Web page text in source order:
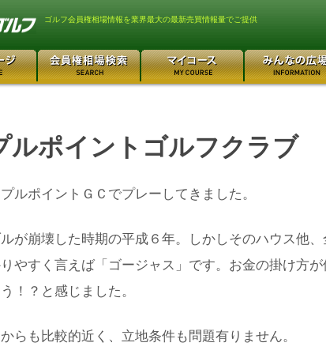
ゴルフ会員権相場情報を業界最大の最新売買情報量でご提供
ルポイントゴルフクラブ
ルポイントＧＣでプレーしてきました。
が崩壊した時期の平成６年。しかしそのハウス他
やすく言えば「ゴージャス」です。お金の掛け方
！？と感じました。
らも比較的近く、立地条件も問題有りません。